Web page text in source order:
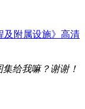
及附属设施》高清
给我嘛？谢谢！